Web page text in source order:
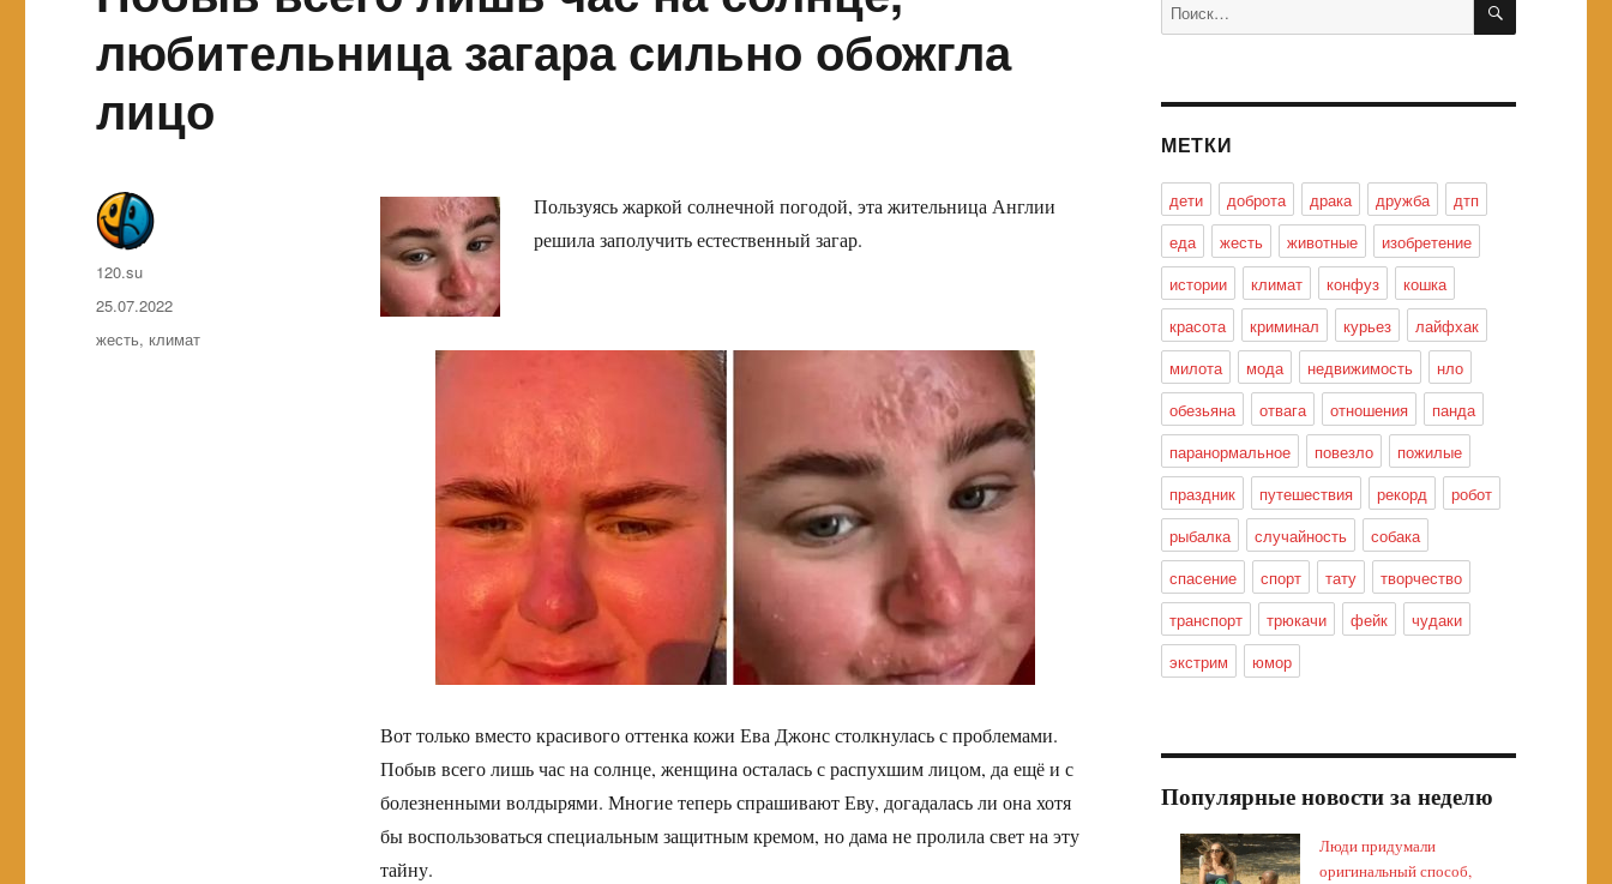
любительница загара сильно обожгла
лицо
Пользуясь жаркой солнечной погодой, эта жительница Англии
решила заполучить естественный загар.
Вот только вместо красивого оттенка кожи Ева Джонс столкнулась с проблемами.
Побыв всего лишь час на солнце, женщина осталась с распухшим лицом, да ещё и с
болезненными волдырями. Многие теперь спрашивают Еву, догадалась ли она хотя
бы воспользоваться специальным защитным кремом, но дама не пролила свет на эту
тайну.
Автор
120.su
Опубликовано
25.07.2022
Метки
жесть, климат
МЕТКИ
дети доброта драка дружба
дтп
еда
жесть животные
изобретение
истории
климат конфуз
кошка
красота
криминал курьез
лайфхак
милота
мода недвижимость
нло
обезьяна
отвага отношения
панда
паранормальное
повезло
пожилые
праздник
путешествия рекорд
робот
рыбалка
случайность
собака
спасение
спорт тату
творчество
транспорт
трюкачи фейк
чудаки
экстрим
юмор
Популярные новости за неделю
Люди придумали
оригинальный способ,